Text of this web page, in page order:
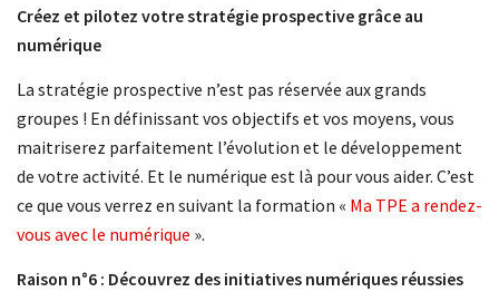
Créez et pilotez votre stratégie prospective grâce au
numérique
La stratégie prospective n’est pas réservée aux grands
groupes ! En définissant vos objectifs et vos moyens, vous
maitriserez parfaitement l’évolution et le développement
de votre activité. Et le numérique est là pour vous aider. C’est
ce que vous verrez en suivant la formation « Ma TPE a rendez-
vous avec le numérique ».
Raison n°6 : Découvrez des initiatives numériques réussies